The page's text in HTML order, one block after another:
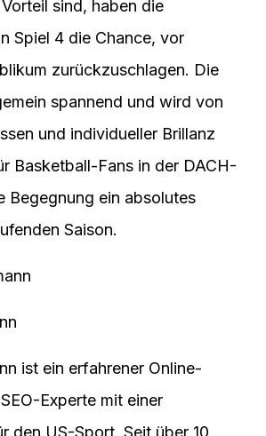
sind, haben die
Spiel 4 die Chance, vor
zurückzuschlagen. Die
spannend und wird von
und individueller Brillanz
Basketball-Fans in der DACH-
Begegnung ein absolutes
Saison.
ist ein erfahrener Online-
Experte mit einer
den US-Sport. Seit über 10